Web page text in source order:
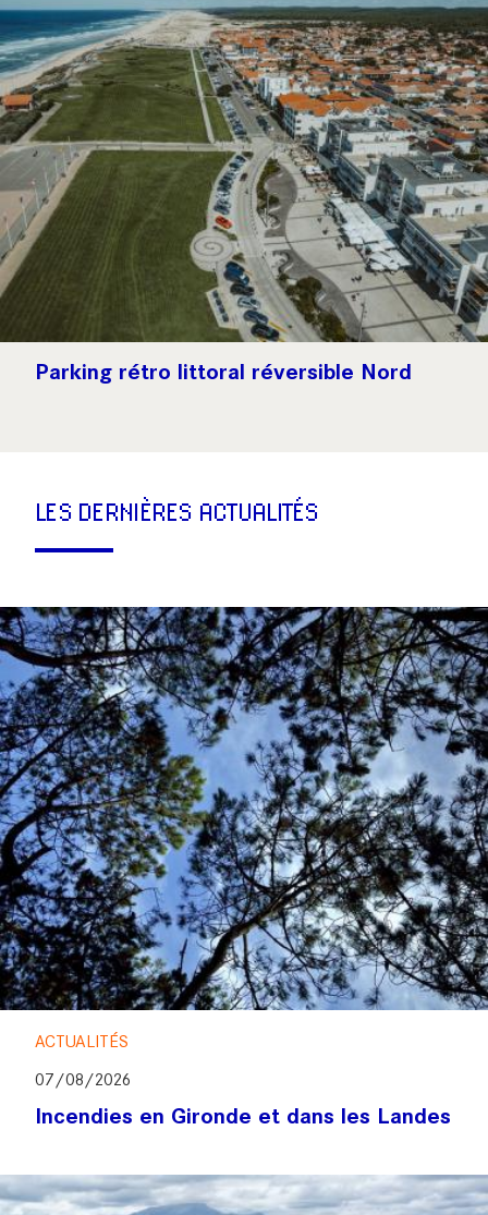
Parking rétro littoral réversible Nord
LES DERNIÈRES ACTUALITÉS
ACTUALITÉS
07/08/2026
Incendies en Gironde et dans les Landes